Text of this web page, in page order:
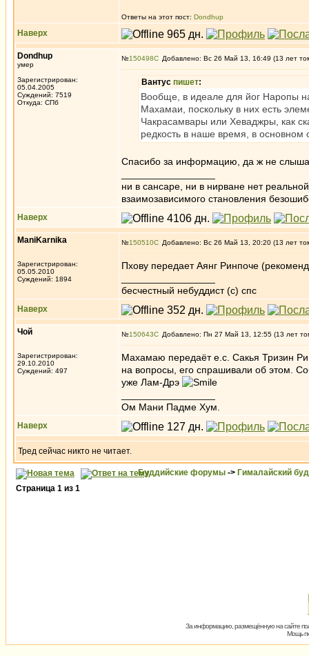
Ответы на этот пост: Dondhup
Наверх
Dondhup
умер
Зарегистрирован:
05.04.2005
Суждений: 7519
Откуда: СПб
№150498 Добавлено: Вс 26 Май 13, 16:49 (13 лет
Вантус пишет:
Вообще, в идеале для йог Наропы
Махамаи, поскольку в них есть
Чакрасамвары или Хеваджры, как
редкость в наше время, в основном
Спасибо за информацию, да ж не
ни в сансаре, ни в нирване нет
взаимозависимого становления
Наверх
ManiKarnika
Зарегистрирован:
05.05.2010
Суждений: 1894
№150510 Добавлено: Вс 26 Май 13, 20:20 (13 лет
Пхову передает Аянг Ринпоче
бесчестный небуддист (с) спс
Наверх
Чой
Зарегистрирован:
29.10.2010
Суждений: 497
№150643 Добавлено: Пн 27 Май 13, 12:55 (13 лет
Махамаю передаёт е.с. Сакья Тризин
на вопросы, его спрашивали об этом.
уже Лам-Дрэ
Ом Мани Падме Хум.
Наверх
Тред сейчас никто не читает.
Буддийские форумы -> Гималайский
Страница 1 из 1
За информацию, размещённую на сайте
Мощь